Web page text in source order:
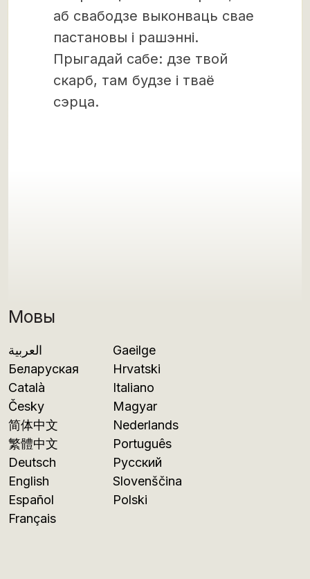
Мовы
العربية
Беларуская
Català
Česky
简体中文
繁體中文
Deutsch
English
Español
Français
Gaeilge
Hrvatski
Italiano
Magyar
Nederlands
Português
Русский
Slovenščina
Polski
аб свабодзе выконваць свае
пастановы і рашэнні.
Прыгадай сабе: дзе твой
скарб, там будзе і тваё
сэрца.